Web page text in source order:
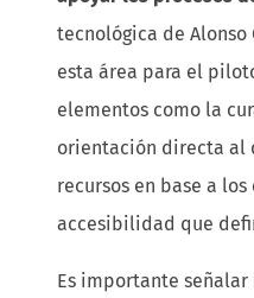
tecnológica de Alonso
esta área para el
elementos como la
orientación directa al
recursos en base a
accesibilidad que
Es importante